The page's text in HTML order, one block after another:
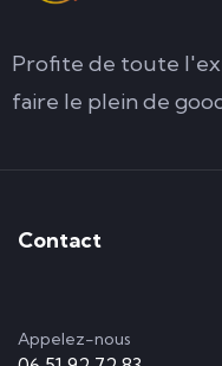
Profite de toute
faire le plein de
Contact
Appelez-nous